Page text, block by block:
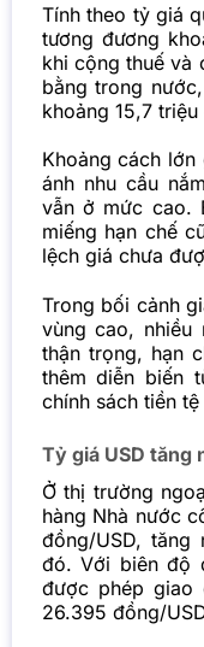
Tính theo tỷ giá
tương đương
khi cộng thuế và
bằng trong
khoảng 15,7
Khoảng cách
ánh nhu cầu
vẫn ở mức cao.
miếng hạn chế
lệch giá chưa
Trong bối cảnh
vùng cao,
thận trọng, hạn
thêm diễn biến
chính sách tiền
Tỷ giá USD tăng
Ở thị trường
hàng Nhà nước
đồng/USD,
đó. Với biên độ
được phép giao
26.395 đồng/